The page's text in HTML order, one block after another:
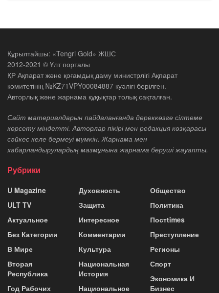
Құрылтайшы: «Tengri Gold» ЖШС
2012-2021 © Ұлт порталы
ҚР Ақпарат және қоғамдық даму министрлігі Ақпарат
комитетінің №KZ71VPY00084887 куәлігі берілген.
Авторлық және жарнама құқықтар толық сақталған.
Сайт материалдарын пайдаланғанда дереккөзге сілтеме
көрсету міндетті. Авторлар пікірі мен редакция көзқарасы
сәйкес келе бермеуі мүмкін. Жарнама мен
хабарландырулардың мазмұнына жарнама беруші жауапты.
Рубрики
U Magazine
ULT TV
Актуальное
Без Категории
В Мире
Вторая
Республика
Год Рабочих
Духовность
Защита
Интересное
Комментарии
Культура
Национальная
История
Национальное
Общество
Политика
Постtimes
Преступление
Регионы
Спорт
Экономика И
Бизнес